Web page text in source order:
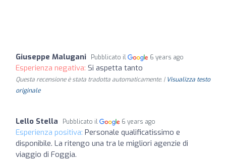
Giuseppe Malugani Pubblicato il 6 years ago
Esperienza negativa: Si aspetta tanto
Questa recensione è stata tradotta automaticamente. | Visualizza testo
originale
Lello Stella Pubblicato il 6 years ago
Esperienza positiva: Personale qualificatissimo e
disponibile. La ritengo una tra le migliori agenzie di
viaggio di Foggia.